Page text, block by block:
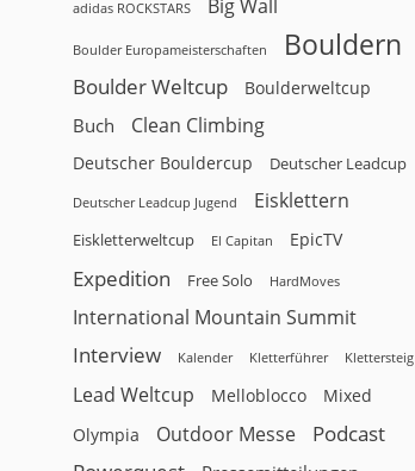
adidas ROCKSTARS Big Wall
Boulder Europameisterschaften Bouldern
Boulder Weltcup Boulderweltcup
Buch Clean Climbing
Deutscher Bouldercup Deutscher Leadcup
Deutscher Leadcup Jugend Eisklettern
Eiskletterweltcup El Capitan EpicTV
Expedition Free Solo HardMoves
International Mountain Summit
Interview Kalender Kletterführer Klettersteig
Lead Weltcup Melloblocco Mixed
Olympia Outdoor Messe
Podcast